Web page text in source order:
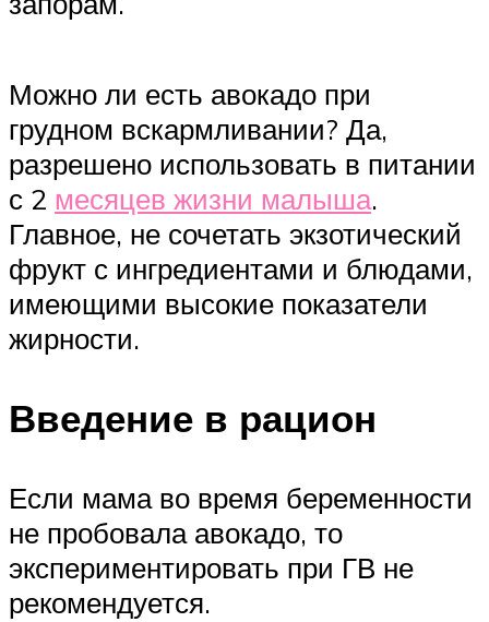
Можно ли есть авокадо при
грудном вскармливании? Да,
разрешено использовать в питании
с 2 месяцев жизни малыша.
Главное, не сочетать экзотический
фрукт с ингредиентами и блюдами,
имеющими высокие показатели
жирности.
Введение в рацион
Если мама во время беременности
не пробовала авокадо, то
экспериментировать при ГВ не
рекомендуется.